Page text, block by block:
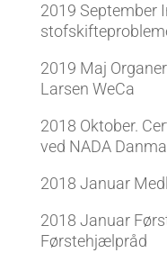
2019 September
2019 Maj
Larsen WeCa
2018 Oktober.
ved NADA
2018 Januar
2018 Januar
Førstehjælpråd